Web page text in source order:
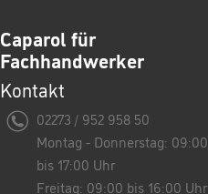
Caparol für
Fachhandwerker
Kontakt
02273 / 952 958 50
Montag - Donnerstag: 09:00
bis 17:00 Uhr
Freitag: 09:00 bis 16:00 Uhr